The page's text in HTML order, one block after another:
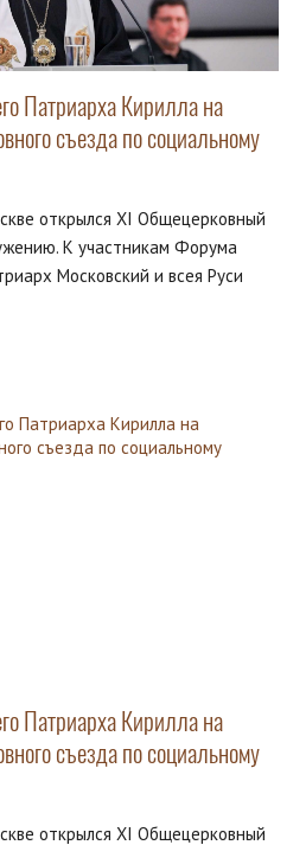
Патриарха Кирилла на
съезда по социальному
открылся XI Общецерковный
К участникам Форума
Московский и всея Руси
Патриарха Кирилла на
съезда по социальному
открылся XI Общецерковный